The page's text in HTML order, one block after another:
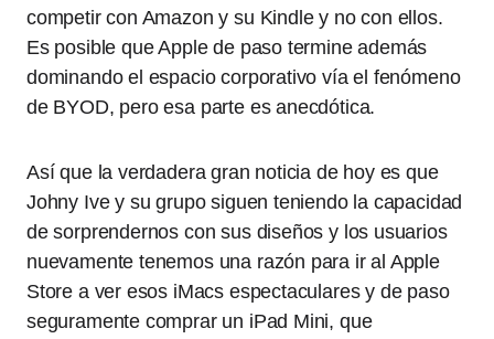
competir con Amazon y su Kindle y no con ellos.
Es posible que Apple de paso termine además
dominando el espacio corporativo vía el fenómeno
de BYOD, pero esa parte es anecdótica.
Así que la verdadera gran noticia de hoy es que
Johny Ive y su grupo siguen teniendo la capacidad
de sorprendernos con sus diseños y los usuarios
nuevamente tenemos una razón para ir al Apple
Store a ver esos iMacs espectaculares y de paso
seguramente comprar un iPad Mini, que